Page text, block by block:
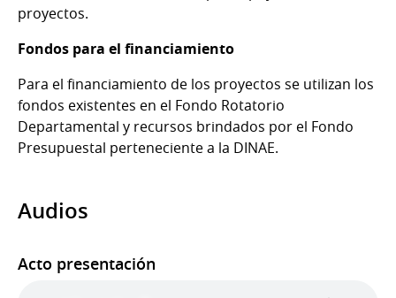
proyectos.
Fondos para el financiamiento
Para el financiamiento de los proyectos se utilizan los
fondos existentes en el Fondo Rotatorio
Departamental y recursos brindados por el Fondo
Presupuestal perteneciente a la DINAE.
Audios
Acto presentación